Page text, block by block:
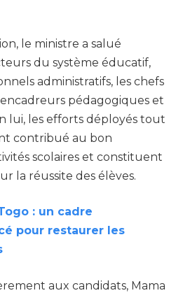
le ministre a salué
du système éducatif,
administratifs, les chefs
encadreurs pédagogiques et
lui, les efforts déployés tout
contribué au bon
scolaires et constituent
la réussite des élèves.
: un cadre
pour restaurer les
aux candidats, Mama